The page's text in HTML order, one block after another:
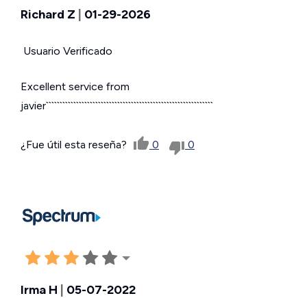
Richard Z 01-29-2026
Usuario Verificado
Excellent service from
javier`````````````````````````````````````````````````````````````
¿Fue útil esta reseña? 0 0
Irma H | 05-07-2022